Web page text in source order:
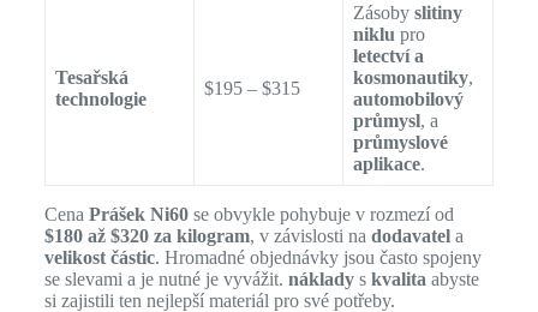
Tesařská
technologie
$195 – $315
Zásoby slitiny
niklu pro
letectví a
kosmonautiky,
automobilový
průmysl, a
průmyslové
aplikace.
Cena Prášek Ni60se obvykle pohybuje v rozmezí od
$180 až $320 za kilogram, v závislosti na dodavatela
velikost částic. Hromadné objednávky jsou často spojeny
se slevami a je nutné je vyvážit. nákladys kvalita abyste
si zajistili ten nejlepší materiál pro své potřeby.